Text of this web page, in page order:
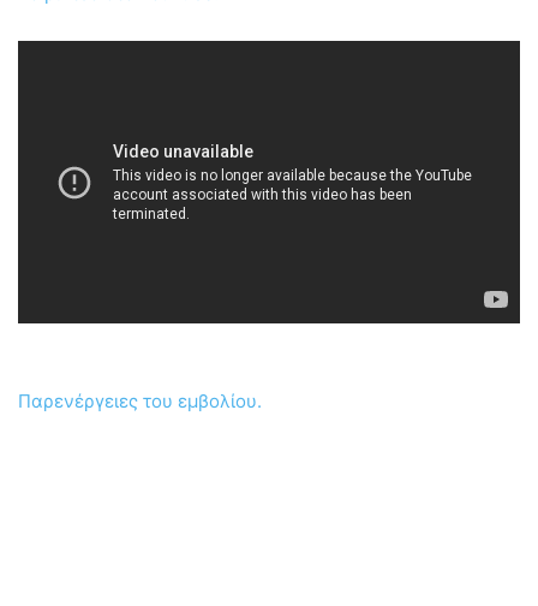
Παρενέργειες του εμβολίου.